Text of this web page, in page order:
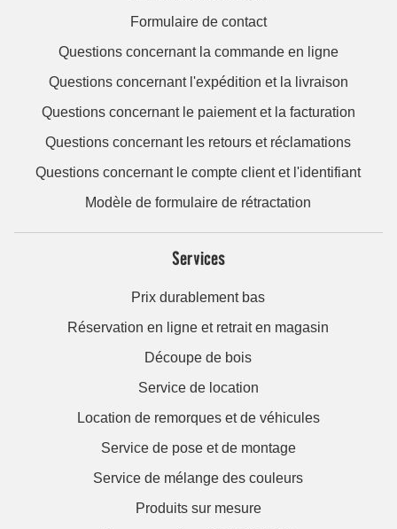
Formulaire de contact
Questions concernant la commande en ligne
Questions concernant l'expédition et la livraison
Questions concernant le paiement et la facturation
Questions concernant les retours et réclamations
Questions concernant le compte client et l'identifiant
Modèle de formulaire de rétractation
Services
Prix durablement bas
Réservation en ligne et retrait en magasin
Découpe de bois
Service de location
Location de remorques et de véhicules
Service de pose et de montage
Service de mélange des couleurs
Produits sur mesure